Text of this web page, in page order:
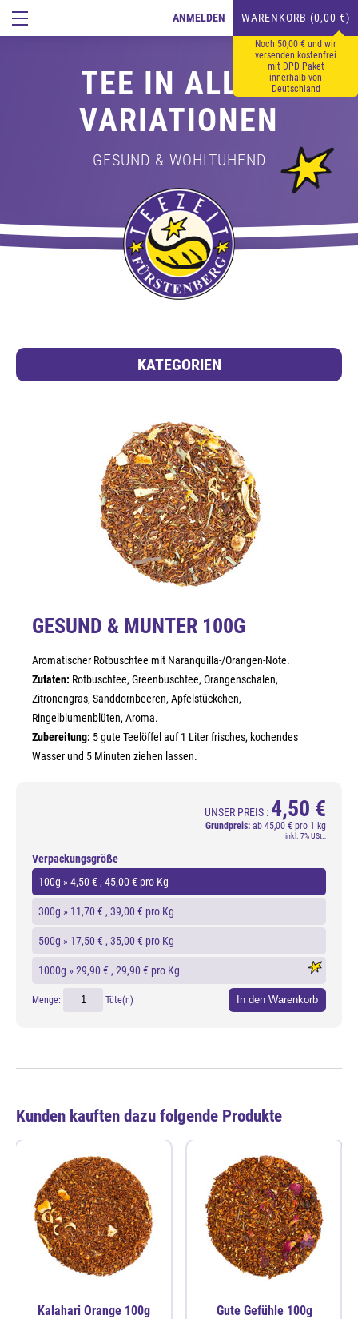
ANMELDEN WARENKORB (0,00 €)
Noch 50,00 € und wir
versenden kostenfrei
mit DPD Paket
innerhalb von
Deutschland
TEE IN ALLEN
VARIATIONEN
GESUND & WOHLTUHEND
KATEGORIEN
GESUND & MUNTER 100G
Aromatischer Rotbuschtee mit Naranquilla-/Orangen-Note.
Zutaten: Rotbuschtee, Greenbuschtee, Orangenschalen,
Zitronengras, Sanddornbeeren, Apfelstückchen,
Ringelblumenblüten, Aroma.
Zubereitung: 5 gute Teelöffel auf 1 Liter frisches, kochendes
Wasser und 5 Minuten ziehen lassen.
UNSER PREIS : 4,50 €
Grundpreis: ab 45,00 € pro 1 kg
inkl. 7% USt.,
Verpackungsgröße
100g »4,50 € , 45,00 € pro Kg
300g » 11,70 € , 39,00 € pro Kg
500g » 17,50 € , 35,00 € pro Kg
1000g »29,90 € , 29,90 € pro Kg
Menge: Tüte(n) In den Warenkorb
Kunden kauften dazu folgende Produkte
Kalahari Orange 100g Gute Gefühle 100g